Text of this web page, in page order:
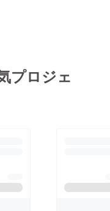
プロジェ